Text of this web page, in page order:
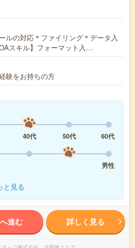
ルの対応＊ファイリング＊データ入
スキル】フォーマット入…
験をお持ちの方
40代 50代
60代
男性
と見る
進む 詳しく見る